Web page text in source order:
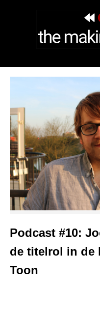
Podcast #10:
de titelrol in de
Toon